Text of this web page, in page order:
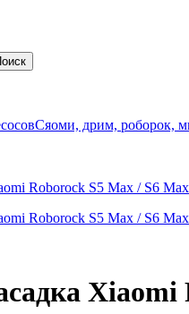
Сяоми, дрим, роборок,